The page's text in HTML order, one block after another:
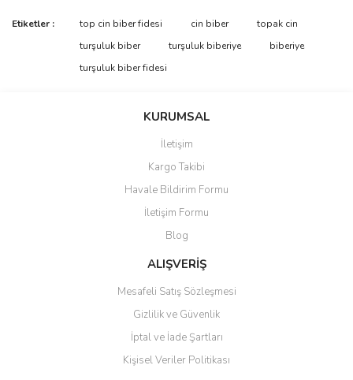
Etiketler : top cin biber fidesi cin biber
topak cin
turşuluk biber
turşuluk biberiye
biberiye
turşuluk biber fidesi
KURUMSAL
İletişim
Kargo Takibi
Havale Bildirim Formu
İletişim Formu
Blog
ALIŞVERİŞ
Mesafeli Satış Sözleşmesi
Gizlilik ve Güvenlik
İptal ve İade Şartları
Kişisel Veriler Politikası